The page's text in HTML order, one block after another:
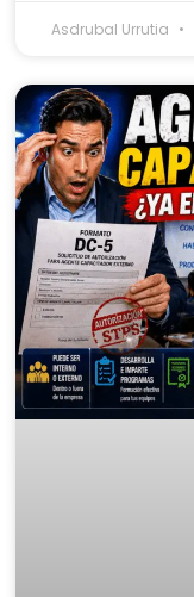
Asdrubal Urrutia